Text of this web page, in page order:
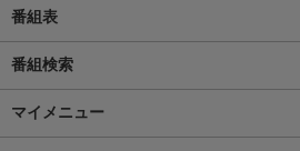
番組表
番組検索
マイメニュー